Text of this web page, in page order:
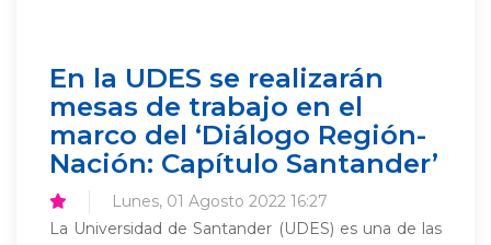
En la UDES se realizarán
mesas de trabajo en el
marco del ‘Diálogo Región-
Nación: Capítulo Santander’
Lunes, 01 Agosto 2022 16:27
La Universidad de Santander (UDES) es una de las